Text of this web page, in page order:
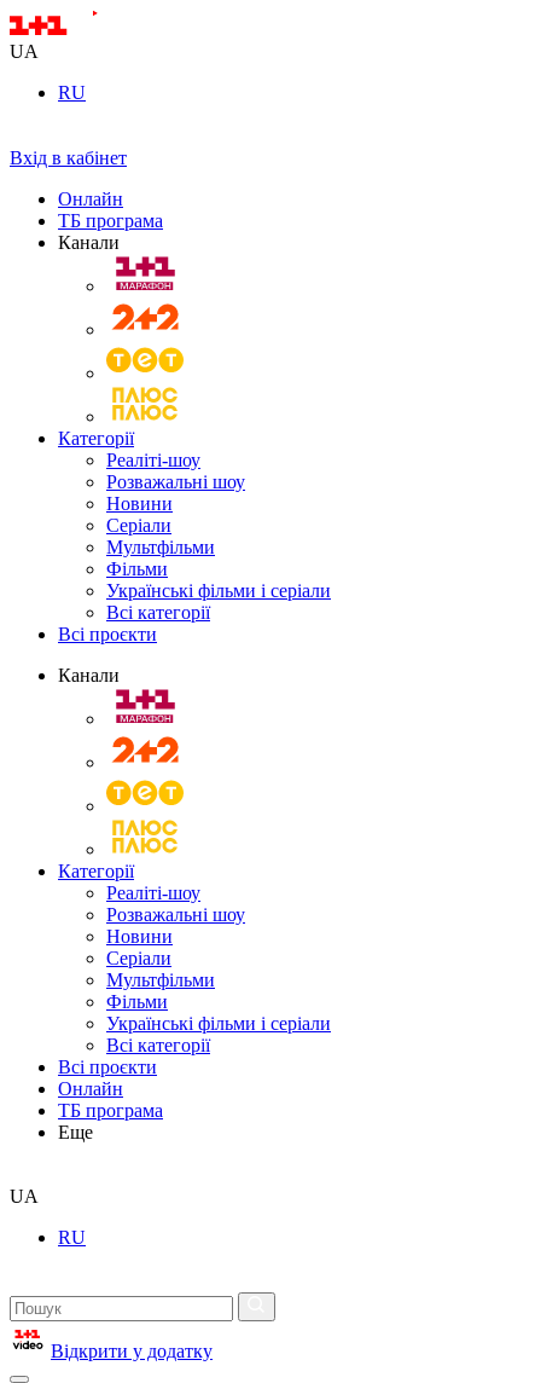
UA
RU
Вхід в кабінет
Онлайн
ТБ програма
Канали
Категорії
Реаліті-шоу
Розважальні шоу
Новини
Серіали
Мультфільми
Фільми
Українські фільми і серіали
Всі категорії
Всі проєкти
Канали
Категорії
Реаліті-шоу
Розважальні шоу
Новини
Серіали
Мультфільми
Фільми
Українські фільми і серіали
Всі категорії
Всі проєкти
Онлайн
ТБ програма
Еще
UA
RU
Відкрити у додатку